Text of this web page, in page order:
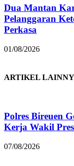
Dua Mantan
Pelanggaran
Perkasa
01/08/2026
ARTIKEL
Polres Bireuen
Kerja Wakil
07/08/2026